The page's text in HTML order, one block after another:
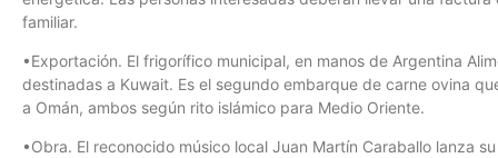
familiar.
•Exportación. El frigorífico municipal, en manos de Argentina
destinadas a Kuwait. Es el segundo embarque de carne ovina
a Omán, ambos según rito islámico para Medio Oriente.
•Obra. El reconocido músico local Juan Martín Caraballo lanza